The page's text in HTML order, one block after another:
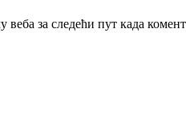
веба за следећи пут када